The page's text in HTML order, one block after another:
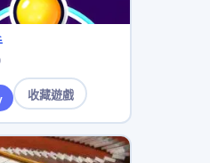
收藏遊戲